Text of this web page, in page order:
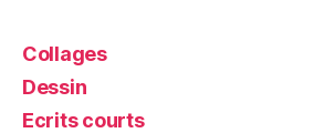
Collages
Dessin
Ecrits courts